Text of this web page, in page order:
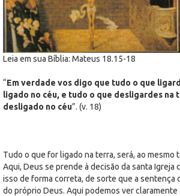
Leia em sua Bíblia: Mateus 18.15-18
“Em verdade vos digo que tudo o que
ligado no céu, e tudo o que desligardes na
desligado no céu”. (v. 18)
Tudo o que for ligado na terra, será, ao mesmo
Aqui, Deus se prende à decisão da santa Igreja
isso de forma correta, de sorte que a sentença
do próprio Deus. Aqui podemos ver